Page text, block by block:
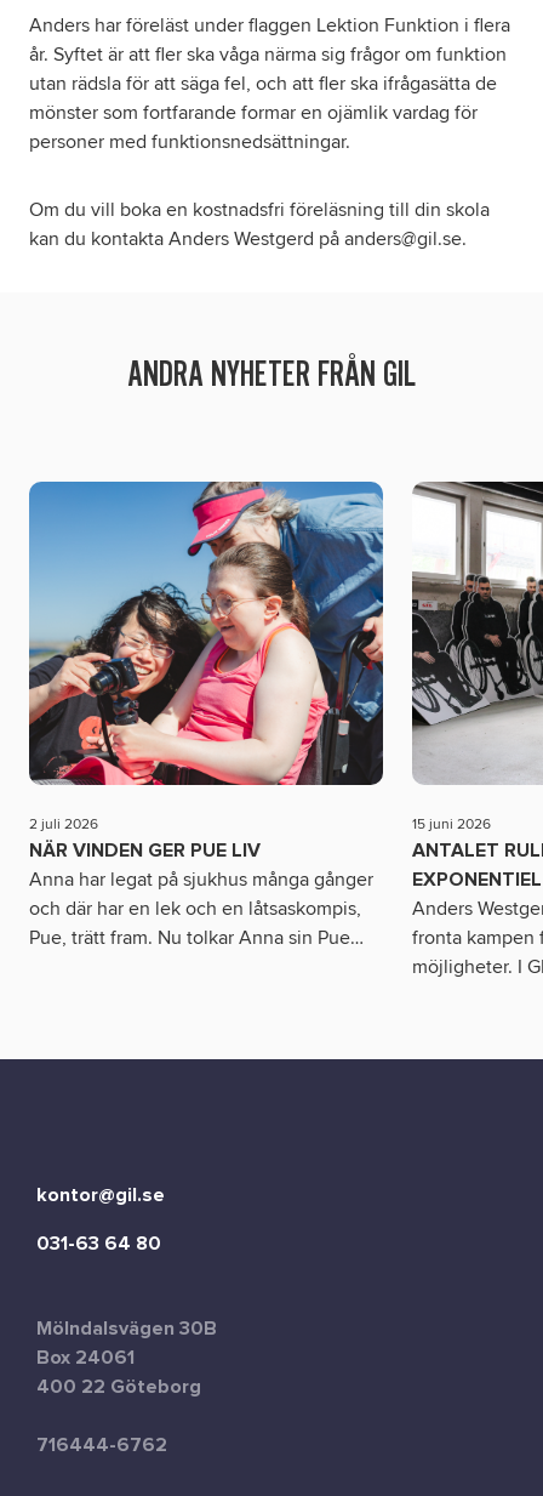
Anders har föreläst under flaggen Lektion Funktion i flera
år. Syftet är att fler ska våga närma sig frågor om funktion
utan rädsla för att säga fel, och att fler ska ifrågasätta de
mönster som fortfarande formar en ojämlik vardag för
personer med funktionsnedsättningar.
Om du vill boka en kostnadsfri föreläsning till din skola
kan du kontakta Anders Westgerd på anders@gil.se.
ANDRA NYHETER FRÅN GIL
2 juli 2026
NÄR VINDEN GER PUE LIV
Anna har legat på sjukhus många gånger
och där har en lek och en låtsaskompis,
Pue, trätt fram. Nu tolkar Anna sin Pue…
15 juni 2026
ANTALET
Anders
fronta kampen
möjligheter. I
kontor@gil.se
031-63 64 80
Mölndalsvägen 30B
Box 24061
400 22 Göteborg
716444-6762